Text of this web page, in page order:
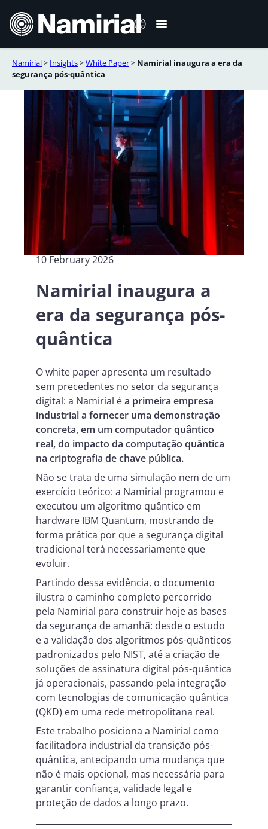
content
Italiano
Română
Namirial> Insights>White Paper> Namirial inaugura a era da
segurança pós-quântica
10 February 2026
Namirial inaugura a
era da segurança pós-
quântica
O white paper apresenta um resultado
sem precedentes no setor da segurança
digital: a Namirial éa primeira empresa
industrial a fornecer uma demonstração
concreta, em um computador quântico
real, do impacto da computação quântica
na criptografia de chave pública.
Não se trata de uma simulação nem de um
exercício teórico: a Namirial programou e
executou um algoritmo quântico em
hardware IBM Quantum, mostrando de
forma prática por que a segurança digital
tradicional terá necessariamente que
evoluir.
Partindo dessa evidência, o documento
ilustra o caminho completo percorrido
pela Namirial para construir hoje as bases
da segurança de amanhã: desde o estudo
e a validação dos algoritmos pós-quânticos
padronizados pelo NIST, até a criação de
soluções de assinatura digital pós-quântica
já operacionais, passando pela integração
com tecnologias de comunicação quântica
(QKD) em uma rede metropolitana real.
Este trabalho posiciona a Namirial como
facilitadora industrial da transição pós-
quântica, antecipando uma mudança que
não é mais opcional, mas necessária para
garantir confiança, validade legal e
proteção de dados a longo prazo.